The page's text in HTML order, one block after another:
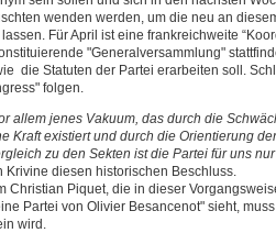
wenden werden, um die neu an
Für April ist eine frankreichweite
"Generalversammlung"
die Statuten der Partei erarbeiten soll.
folgen.
allem jenes Vakuum, das durch die
Kraft existiert und durch die Orientierung
zu den Sekten ist die Partei für uns
Krivine diesen historischen Beschluss.
Christian Piquet, die in dieser
Partei von Olivier Besancenot" sieht,
wird.